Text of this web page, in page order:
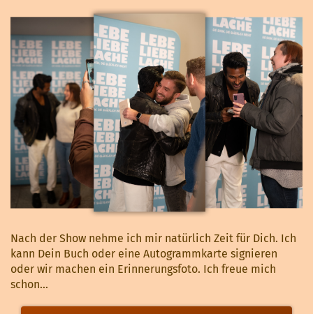
Nach der Show nehme ich mir natürlich Zeit für Dich. Ich
kann Dein Buch oder eine Autogrammkarte signieren
oder wir machen ein Erinnerungsfoto. Ich freue mich
schon...